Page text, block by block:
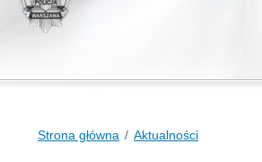
Strona główna Aktualności